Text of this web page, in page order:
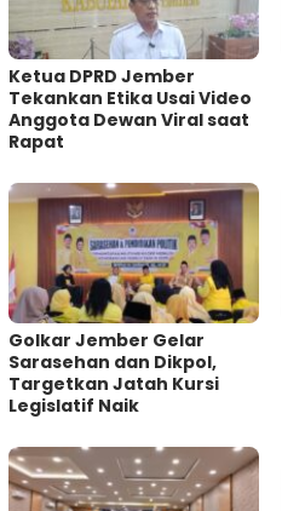
Ketua DPRD Jember
Tekankan Etika Usai Video
Anggota Dewan Viral saat
Rapat
Golkar Jember Gelar
Sarasehan dan Dikpol,
Targetkan Jatah Kursi
Legislatif Naik